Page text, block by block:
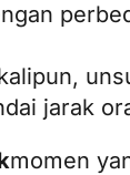
jarak
momen